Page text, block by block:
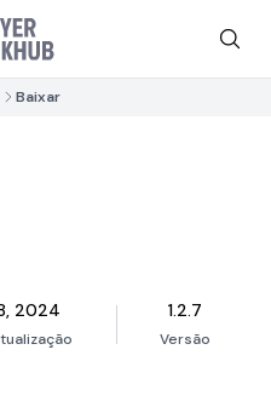
Baixar
2024 1.2.7
Versão